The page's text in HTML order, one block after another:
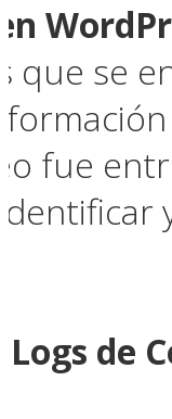
que se
fue
de